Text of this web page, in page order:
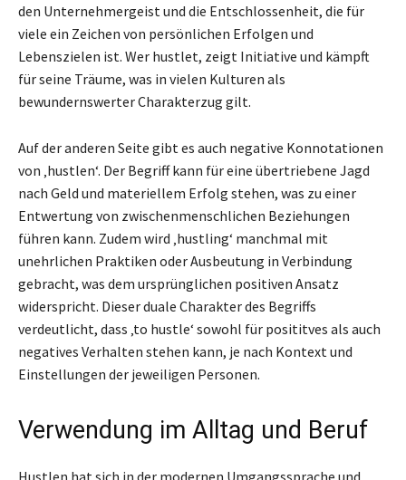
den Unternehmergeist und die Entschlossenheit, die für
viele ein Zeichen von persönlichen Erfolgen und
Lebenszielen ist. Wer hustlet, zeigt Initiative und kämpft
für seine Träume, was in vielen Kulturen als
bewundernswerter Charakterzug gilt.
Auf der anderen Seite gibt es auch negative Konnotationen
von ‚hustlen‘. Der Begriff kann für eine übertriebene Jagd
nach Geld und materiellem Erfolg stehen, was zu einer
Entwertung von zwischenmenschlichen Beziehungen
führen kann. Zudem wird ‚hustling‘ manchmal mit
unehrlichen Praktiken oder Ausbeutung in Verbindung
gebracht, was dem ursprünglichen positiven Ansatz
widerspricht. Dieser duale Charakter des Begriffs
verdeutlicht, dass ‚to hustle‘ sowohl für posititves als auch
negatives Verhalten stehen kann, je nach Kontext und
Einstellungen der jeweiligen Personen.
Verwendung im Alltag und Beruf
Hustlen hat sich in der modernen Umgangssprache und